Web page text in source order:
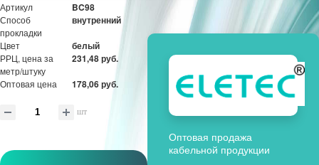
Артикул BC98
Способ
прокладки
внутренний
Цвет белый
РРЦ, цена за
метр/штуку
231,48 руб.
Оптовая цена 178,06 руб.
шт
Оптовая продажа
кабельной продукции